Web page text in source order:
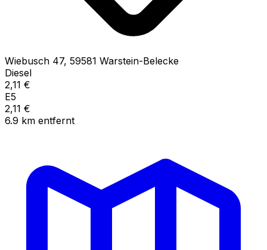
Wiebusch 47, 59581 Warstein-Belecke
Diesel
2,11 €
E5
2,11 €
6.9 km entfernt